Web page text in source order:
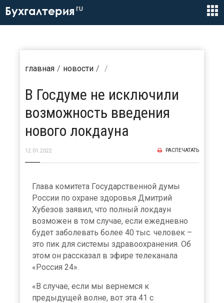
Бухгалтерия ru
главная новости
В Госдуме не исключили
возможность введения
нового локдауна
12.01.2022 РАСПЕЧАТАТЬ
Глава комитета Государственной думы
России по охране здоровья Дмитрий
Хубезов заявил, что полный локдаун
возможен в том случае, если ежедневно
будет заболевать более 40 тыс. человек –
это пик для системы здравоохранения. Об
этом он рассказал в эфире телеканала
«Россия 24».
«В случае, если мы вернемся к
предыдущей волне, вот эта 41 с